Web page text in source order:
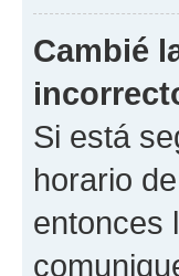
Cambié
Si está
horario
entonces